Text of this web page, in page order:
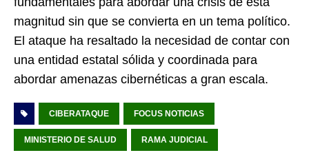
magnitud sin que se convierta en un tema político.
El ataque ha resaltado la necesidad de contar con
una entidad estatal sólida y coordinada para
abordar amenazas cibernéticas a gran escala.
CIBERATAQUE FOCUS NOTICIAS
MINISTERIO DE SALUD RAMA JUDICIAL